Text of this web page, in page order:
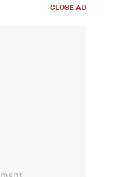
CLOSE AD